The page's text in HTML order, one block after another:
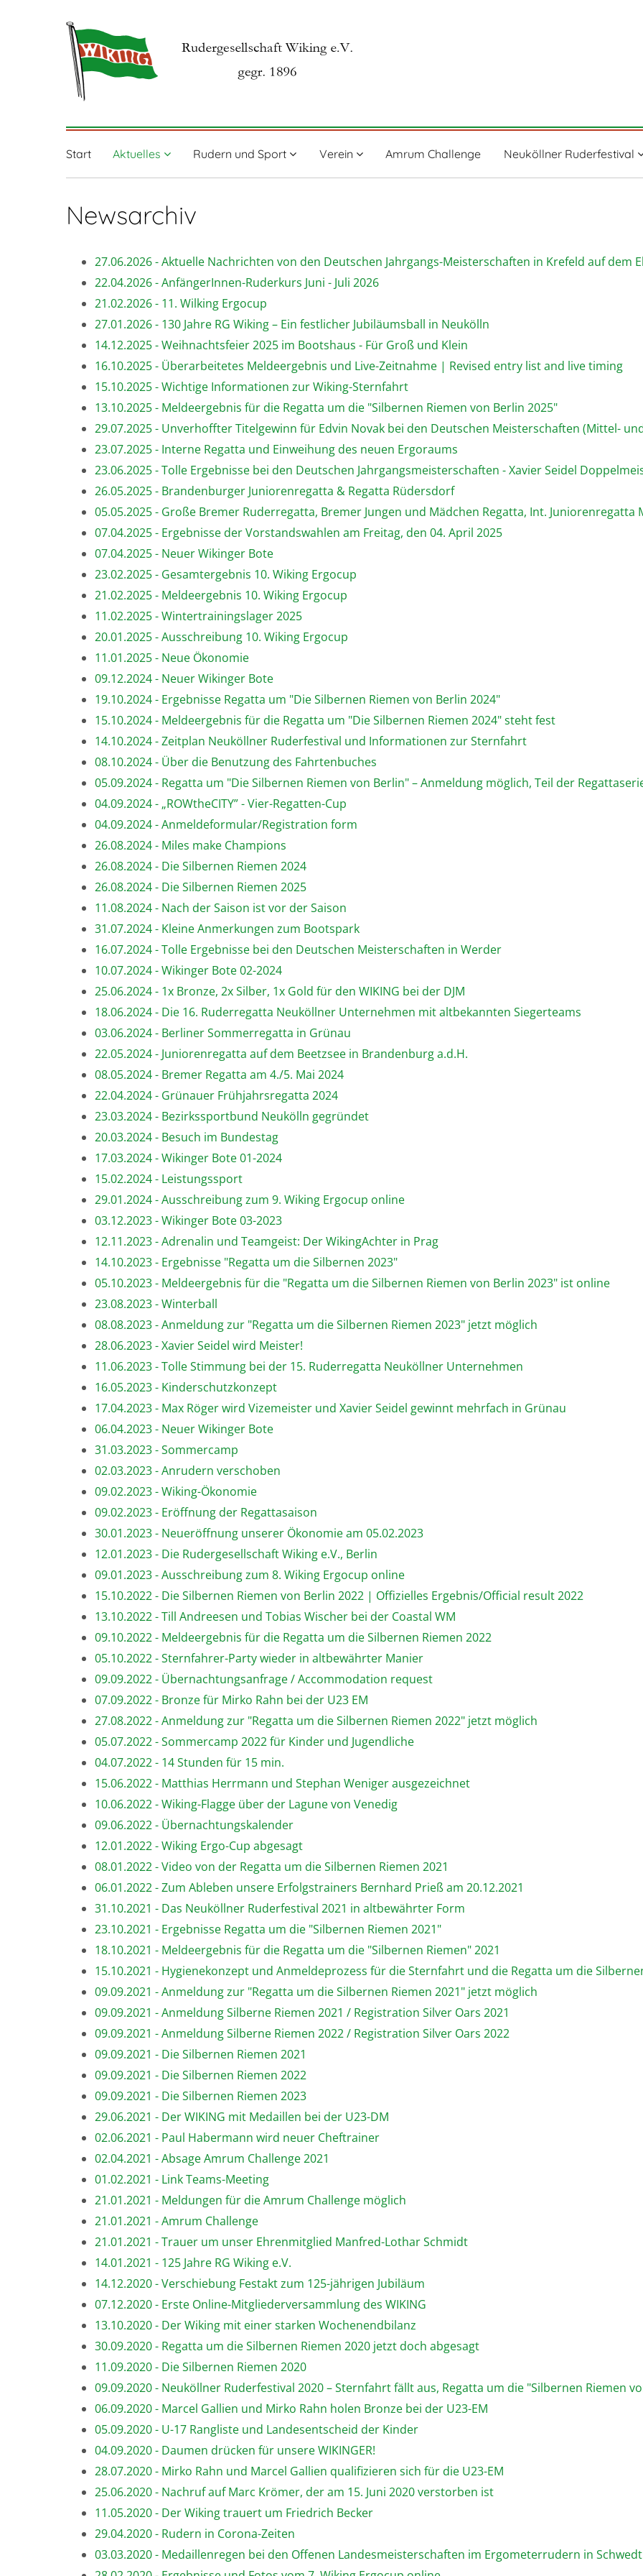
Start Aktuelles Rudern und Sport Verein Amrum Challenge Neuköllner Ruderfestival
Newsarchiv
27.06.2026 - Aktuelle Nachrichten von den Deutschen Jahrgangs-Meisterschaften in Krefeld auf dem
22.04.2026 - AnfängerInnen-Ruderkurs Juni - Juli 2026
21.02.2026 - 11. Wilking Ergocup
27.01.2026 - 130 Jahre RG Wiking – Ein festlicher Jubiläumsball in Neukölln
14.12.2025 - Weihnachtsfeier 2025 im Bootshaus - Für Groß und Klein
16.10.2025 - Überarbeitetes Meldeergebnis und Live-Zeitnahme | Revised entry list and live timing
15.10.2025 - Wichtige Informationen zur Wiking-Sternfahrt
13.10.2025 - Meldeergebnis für die Regatta um die "Silbernen Riemen von Berlin 2025"
29.07.2025 - Unverhoffter Titelgewinn für Edvin Novak bei den Deutschen Meisterschaften (Mittel-
23.07.2025 - Interne Regatta und Einweihung des neuen Ergoraums
23.06.2025 - Tolle Ergebnisse bei den Deutschen Jahrgangsmeisterschaften - Xavier Seidel
26.05.2025 - Brandenburger Juniorenregatta & Regatta Rüdersdorf
05.05.2025 - Große Bremer Ruderregatta, Bremer Jungen und Mädchen Regatta, Int. Juniorenregatta
07.04.2025 - Ergebnisse der Vorstandswahlen am Freitag, den 04. April 2025
07.04.2025 - Neuer Wikinger Bote
23.02.2025 - Gesamtergebnis 10. Wiking Ergocup
21.02.2025 - Meldeergebnis 10. Wiking Ergocup
11.02.2025 - Wintertrainingslager 2025
20.01.2025 - Ausschreibung 10. Wiking Ergocup
11.01.2025 - Neue Ökonomie
09.12.2024 - Neuer Wikinger Bote
19.10.2024 - Ergebnisse Regatta um "Die Silbernen Riemen von Berlin 2024"
15.10.2024 - Meldeergebnis für die Regatta um "Die Silbernen Riemen 2024" steht fest
14.10.2024 - Zeitplan Neuköllner Ruderfestival und Informationen zur Sternfahrt
08.10.2024 - Über die Benutzung des Fahrtenbuches
05.09.2024 - Regatta um "Die Silbernen Riemen von Berlin" – Anmeldung möglich, Teil der
04.09.2024 - „ROWtheCITY” - Vier-Regatten-Cup
04.09.2024 - Anmeldeformular/Registration form
26.08.2024 - Miles make Champions
26.08.2024 - Die Silbernen Riemen 2024
26.08.2024 - Die Silbernen Riemen 2025
11.08.2024 - Nach der Saison ist vor der Saison
31.07.2024 - Kleine Anmerkungen zum Bootspark
16.07.2024 - Tolle Ergebnisse bei den Deutschen Meisterschaften in Werder
10.07.2024 - Wikinger Bote 02-2024
25.06.2024 - 1x Bronze, 2x Silber, 1x Gold für den WIKING bei der DJM
18.06.2024 - Die 16. Ruderregatta Neuköllner Unternehmen mit altbekannten Siegerteams
03.06.2024 - Berliner Sommerregatta in Grünau
22.05.2024 - Juniorenregatta auf dem Beetzsee in Brandenburg a.d.H.
08.05.2024 - Bremer Regatta am 4./5. Mai 2024
22.04.2024 - Grünauer Frühjahrsregatta 2024
23.03.2024 - Bezirkssportbund Neukölln gegründet
20.03.2024 - Besuch im Bundestag
17.03.2024 - Wikinger Bote 01-2024
15.02.2024 - Leistungssport
29.01.2024 - Ausschreibung zum 9. Wiking Ergocup online
03.12.2023 - Wikinger Bote 03-2023
12.11.2023 - Adrenalin und Teamgeist: Der WikingAchter in Prag
14.10.2023 - Ergebnisse "Regatta um die Silbernen 2023"
05.10.2023 - Meldeergebnis für die "Regatta um die Silbernen Riemen von Berlin 2023" ist online
23.08.2023 - Winterball
08.08.2023 - Anmeldung zur "Regatta um die Silbernen Riemen 2023" jetzt möglich
28.06.2023 - Xavier Seidel wird Meister!
11.06.2023 - Tolle Stimmung bei der 15. Ruderregatta Neuköllner Unternehmen
16.05.2023 - Kinderschutzkonzept
17.04.2023 - Max Röger wird Vizemeister und Xavier Seidel gewinnt mehrfach in Grünau
06.04.2023 - Neuer Wikinger Bote
31.03.2023 - Sommercamp
02.03.2023 - Anrudern verschoben
09.02.2023 - Wiking-Ökonomie
09.02.2023 - Eröffnung der Regattasaison
30.01.2023 - Neueröffnung unserer Ökonomie am 05.02.2023
12.01.2023 - Die Rudergesellschaft Wiking e.V., Berlin
09.01.2023 - Ausschreibung zum 8. Wiking Ergocup online
15.10.2022 - Die Silbernen Riemen von Berlin 2022 | Offizielles Ergebnis/Official result 2022
13.10.2022 - Till Andreesen und Tobias Wischer bei der Coastal WM
09.10.2022 - Meldeergebnis für die Regatta um die Silbernen Riemen 2022
05.10.2022 - Sternfahrer-Party wieder in altbewährter Manier
09.09.2022 - Übernachtungsanfrage / Accommodation request
07.09.2022 - Bronze für Mirko Rahn bei der U23 EM
27.08.2022 - Anmeldung zur "Regatta um die Silbernen Riemen 2022" jetzt möglich
05.07.2022 - Sommercamp 2022 für Kinder und Jugendliche
04.07.2022 - 14 Stunden für 15 min.
15.06.2022 - Matthias Herrmann und Stephan Weniger ausgezeichnet
10.06.2022 - Wiking-Flagge über der Lagune von Venedig
09.06.2022 - Übernachtungskalender
12.01.2022 - Wiking Ergo-Cup abgesagt
08.01.2022 - Video von der Regatta um die Silbernen Riemen 2021
06.01.2022 - Zum Ableben unsere Erfolgstrainers Bernhard Prieß am 20.12.2021
31.10.2021 - Das Neuköllner Ruderfestival 2021 in altbewährter Form
23.10.2021 - Ergebnisse Regatta um die "Silbernen Riemen 2021"
18.10.2021 - Meldeergebnis für die Regatta um die "Silbernen Riemen" 2021
15.10.2021 - Hygienekonzept und Anmeldeprozess für die Sternfahrt und die Regatta um die
09.09.2021 - Anmeldung zur "Regatta um die Silbernen Riemen 2021" jetzt möglich
09.09.2021 - Anmeldung Silberne Riemen 2021 / Registration Silver Oars 2021
09.09.2021 - Anmeldung Silberne Riemen 2022 / Registration Silver Oars 2022
09.09.2021 - Die Silbernen Riemen 2021
09.09.2021 - Die Silbernen Riemen 2022
09.09.2021 - Die Silbernen Riemen 2023
29.06.2021 - Der WIKING mit Medaillen bei der U23-DM
02.06.2021 - Paul Habermann wird neuer Cheftrainer
02.04.2021 - Absage Amrum Challenge 2021
01.02.2021 - Link Teams-Meeting
21.01.2021 - Meldungen für die Amrum Challenge möglich
21.01.2021 - Amrum Challenge
21.01.2021 - Trauer um unser Ehrenmitglied Manfred-Lothar Schmidt
14.01.2021 - 125 Jahre RG Wiking e.V.
14.12.2020 - Verschiebung Festakt zum 125-jährigen Jubiläum
07.12.2020 - Erste Online-Mitgliederversammlung des WIKING
13.10.2020 - Der Wiking mit einer starken Wochenendbilanz
30.09.2020 - Regatta um die Silbernen Riemen 2020 jetzt doch abgesagt
11.09.2020 - Die Silbernen Riemen 2020
09.09.2020 - Neuköllner Ruderfestival 2020 – Sternfahrt fällt aus, Regatta um die "Silbernen Riemen
06.09.2020 - Marcel Gallien und Mirko Rahn holen Bronze bei der U23-EM
05.09.2020 - U-17 Rangliste und Landesentscheid der Kinder
04.09.2020 - Daumen drücken für unsere WIKINGER!
28.07.2020 - Mirko Rahn und Marcel Gallien qualifizieren sich für die U23-EM
25.06.2020 - Nachruf auf Marc Krömer, der am 15. Juni 2020 verstorben ist
11.05.2020 - Der Wiking trauert um Friedrich Becker
29.04.2020 - Rudern in Corona-Zeiten
03.03.2020 - Medaillenregen bei den Offenen Landesmeisterschaften im Ergometerrudern in Schwedt